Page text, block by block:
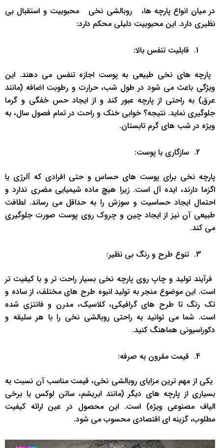
در میان انواع پارچه ‌ها، ‌ ‌روبالشی نخی ‌ ‌ محبوبیت و استقبال بی
‌نظیری دارد. این محبوبیت دلیلی محکم دارد:
‌ ‌قابلیت تنفس بالا: ‌
‌ پارچه ‌های نخی طبیعی به پوست اجازه تنفس می ‌دهند. این
ویژگی باعث می ‌شود در طول شب، حرارت و رطوبت اضافه (مانند
عرق) به راحتی از پارچه عبور کند و از ایجاد حس خفگی و گرما
جلوگیری نماید. نتیجه؟ خوابی خنک و راحت در تمام فصول سال، به
ویژه در شب ‌های گرم تابستان.
‌ ‌سازگاری با پوست: ‌ ‌
پارچه نخی برای پوست ‌های حساس و حتی افرادی که آلرژی یا
اگزما دارند، ایده ‌آل است. زیرا هیچ ماده شیمیایی مضری ندارد و
احتمال ایجاد حساسیت و سوزش را به حداقل می ‌رساند. لطافت
طبیعی آن نیز از ایجاد چین و چروک روی پوست صورت جلوگیری
می ‌کند.
‌ ‌تنوع طرح و رنگ بی ‌نظیر: ‌
‌ فرآیند تولید و چاپ روی پارچه نخی بسیار راحت ‌تر و با کیفیت ‌تر
است. این موضوع منجر به تولید انبوه طرح ‌های مختلف، از ساده و
تک ‌رنگ تا طرح ‌های گرافیکی، کلاسیک، مدرن و فانتزی شده
است. شما می ‌توانید به راحتی روبالشی نخی را با هر سلیقه و
دکوراسیونی هماهنگ کنید.
‌ ‌قیمت مقرون ‌به ‌صرفه: ‌
‌ یکی از مهم ‌ترین مزایای روبالشی نخی، قیمت مناسب آن نسبت به
بسیاری از پارچه ‌های دیگر (مانند ابریشم، ساتن لوکس یا برخی
الیاف مصنوعی ویژه) است. این محصول در عین ارائه کیفیت
مطلوب، گزینه ‌ای اقتصادی محسوب می ‌شود.